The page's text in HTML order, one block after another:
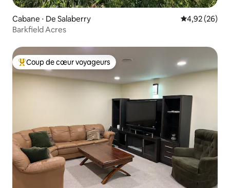
Cabane ⋅ De Salaberry Évaluation
4,92 (26)
Barkfield Acres
Coups de cœur voyageurs les plus appréciés
Coup de cœur voyageurs